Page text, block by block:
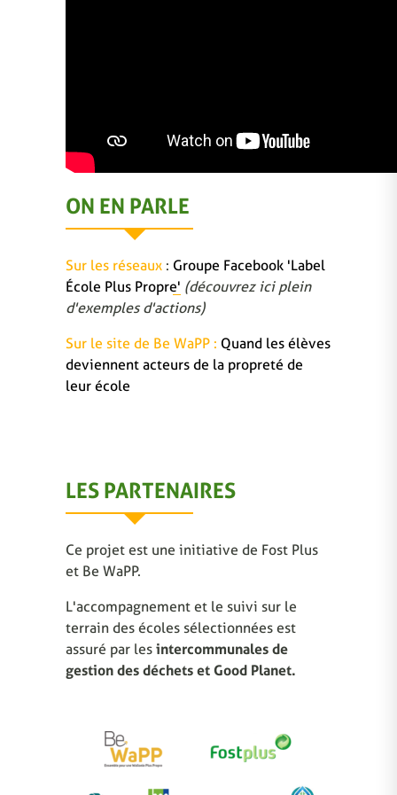
ON EN PARLE
Sur les réseaux : Groupe Facebook 'Label
École Plus Propre' (découvrez ici plein
d'exemples d'actions)
Sur le site de Be WaPP : Quand les élèves
deviennent acteurs de la propreté de
leur école
LES PARTENAIRES
Ce projet est une initiative de Fost Plus
et Be WaPP.
L'accompagnement et le suivi sur le
terrain des écoles sélectionnées est
assuré par les intercommunales de
gestion des déchets et Good Planet.